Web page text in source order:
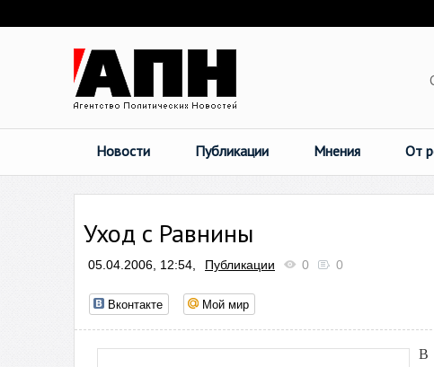
Новости Публикации Мнения От
Уход с Равнины
05.04.2006, 12:54, Публикации 0 0
Вконтакте Мой мир
В